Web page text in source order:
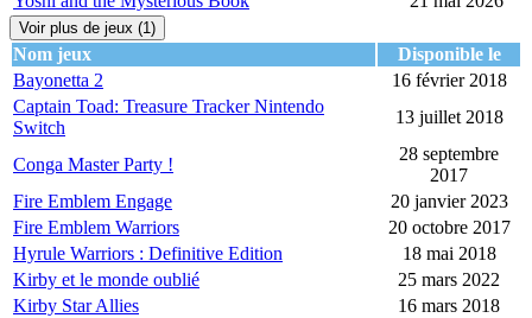
Voir plus de jeux (1)
Nom jeux
Disponible le
Bayonetta 2
16 février 2018
Captain Toad: Treasure Tracker Nintendo
Switch
13 juillet 2018
Conga Master Party !
28 septembre
2017
Fire Emblem Engage
20 janvier 2023
Fire Emblem Warriors
20 octobre 2017
Hyrule Warriors : Definitive Edition
18 mai 2018
Kirby et le monde oublié
25 mars 2022
Kirby Star Allies
16 mars 2018